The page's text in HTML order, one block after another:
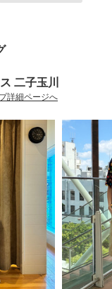
二子玉川
詳細ページへ